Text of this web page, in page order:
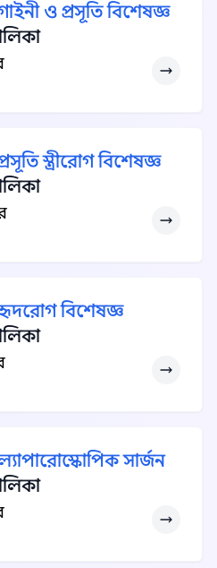
ও প্রসূতি বিশেষজ্ঞ
স্ত্রীরোগ বিশেষজ্ঞ
বিশেষজ্ঞ
সার্জন